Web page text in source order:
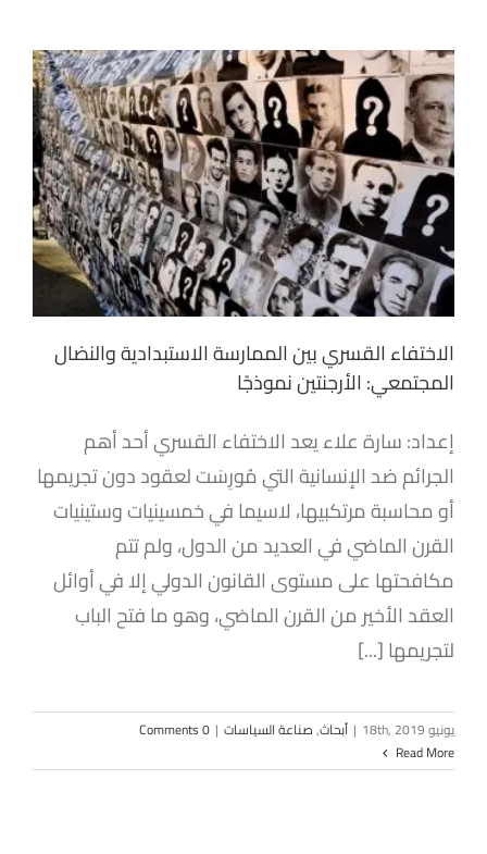
الاختفاء القسري بين الممارسة الاستبدادية والنضال
المجتمعي: الأرجنتين نموذجًا
إعداد: سارة علاء يعد الاختفاء القسري أحد أهم
الجرائم ضد الإنسانية التي مُورِسَت لعقود دون تجريمها
أو محاسبة مرتكبيها، لاسيما في خمسينيات وستينيات
القرن الماضي في العديد من الدول، ولم تتم
مكافحتها على مستوى القانون الدولي إلا في أوائل
العقد الأخير من القرن الماضي، وهو ما فتح الباب
لتجريمها [...]
يونيو 18th, 2019 | أبحاث,صناعة السياسات |
0 Comments
Read More